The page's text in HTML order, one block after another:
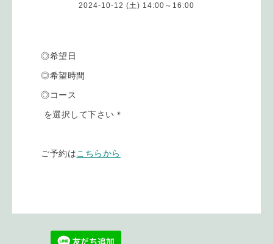
2024-10-12 (土) 14:00～16:00
◎希望日
◎希望時間
◎コース
を選択して下さい＊
ご予約はこちらから